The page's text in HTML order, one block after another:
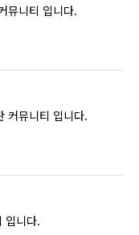
뮤니티 입니다.
커뮤니티 입니다.
입니다.